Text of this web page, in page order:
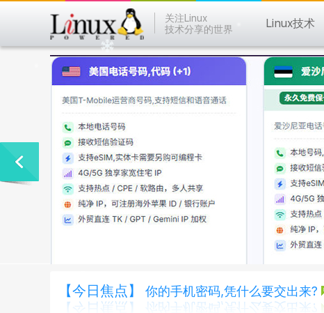
关注Linux
技术分享的世界
Linux技术
【今日焦点】 你的手机密码,凭什么要交出来?